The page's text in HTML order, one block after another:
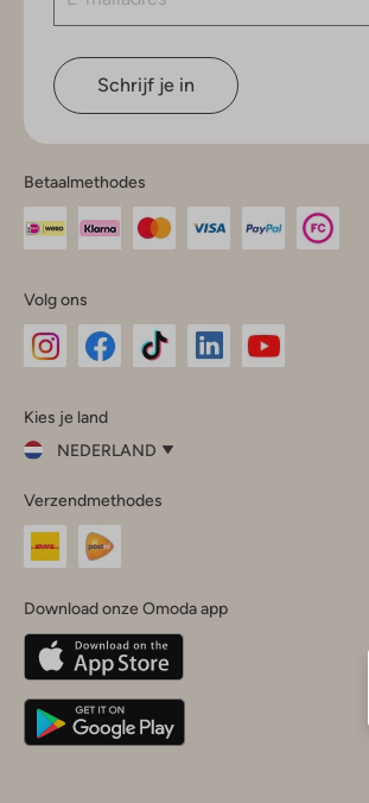
Schrijf je in
Betaalmethodes
Volg ons
InstagramFacebook
Kies je land
NEDERLAND
je
land
Nederland
Belgique(Français)
Deutschland
Verzendmethodes
Download onze Omoda app